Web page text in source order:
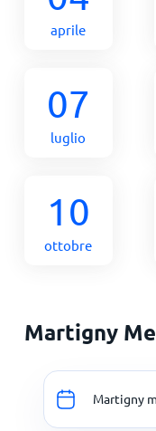
aprile
07
luglio
10
ottobre
Martigny
Martigny